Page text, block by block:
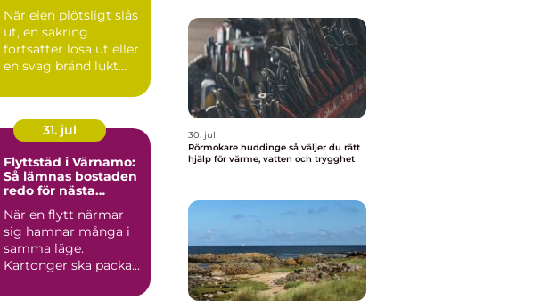
När elen plötsligt slås
ut, en säkring
fortsätter lösa ut eller
en svag bränd lukt
31. jul
Flyttstäd i Värnamo:
Så lämnas bostaden
redo för nästa
När en flytt närmar
sig hamnar många i
samma läge.
Kartonger ska packas,
30. jul
Rörmokare huddinge så väljer du rätt
hjälp för värme, vatten och trygghet